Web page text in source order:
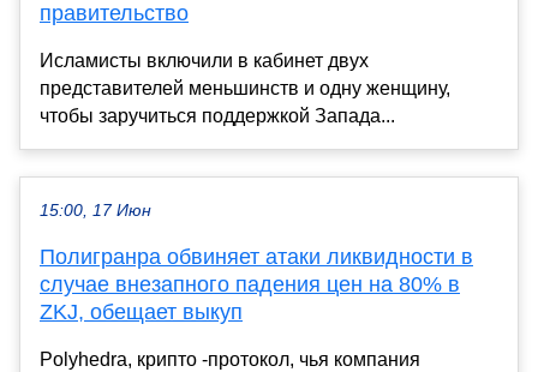
правительство
Исламисты включили в кабинет двух
представителей меньшинств и одну женщину,
чтобы заручиться поддержкой Запада...
15:00, 17 Июн
Полигранра обвиняет атаки ликвидности в
случае внезапного падения цен на 80% в
ZKJ, обещает выкуп
Polyhedra, крипто -протокол, чья компания